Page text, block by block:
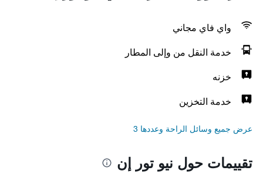
واي فاي مجاني
خدمة النقل من وإلى المطار
خزنه
خدمة التخزين
عرض جميع وسائل الراحة وعددها 3
تقييمات حول نيو تور إن